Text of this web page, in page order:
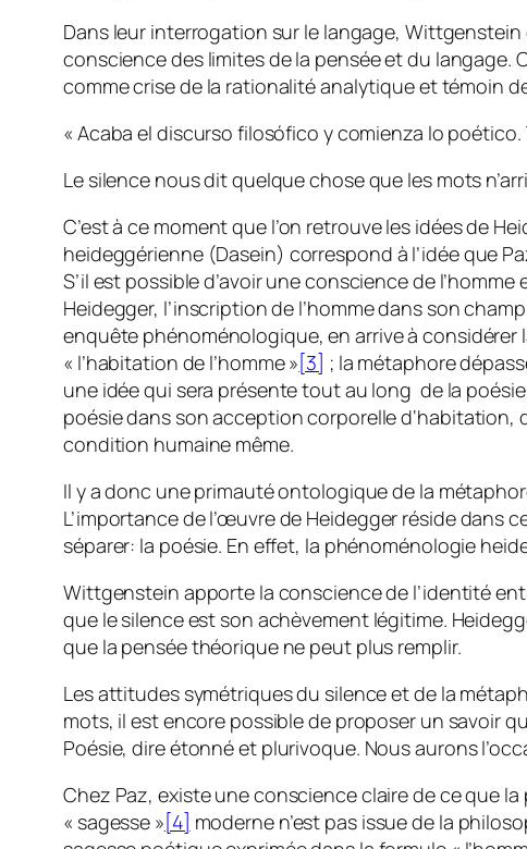
Dans leur interrogation sur le langage,
conscience des limites de la pensée et du langage.
comme crise de la rationalité analytique et témoin
« Acaba el discurso filosófico y comienza lo
Le silence nous dit quelque chose que les mots
C’est à ce moment que l’on retrouve les idées de
heideggérienne (Dasein) correspond à l’idée que
S’il est possible d’avoir une conscience de
Heidegger, l’inscription de l’homme dans son
enquête phénoménologique, en arrive à considérer
« l’habitation de l’homme »[3] ; la métaphore
une idée qui sera présente tout au long de la
poésie dans son acception corporelle d‘habitation,
condition humaine même.
Il y a donc une primauté ontologique de la
L’importance de l’œuvre de Heidegger réside dans
séparer: la poésie. En effet, la phénoménologie
Wittgenstein apporte la conscience de l’identité
que le silence est son achèvement légitime.
que la pensée théorique ne peut plus remplir.
Les attitudes symétriques du silence et de la
mots, il est encore possible de proposer un savoir
Poésie,dire étonnéet plurivoque. Nous aurons
Chez Paz, existe une conscience claire de ce que
« sagesse »[4] moderne n’est pas issue de la